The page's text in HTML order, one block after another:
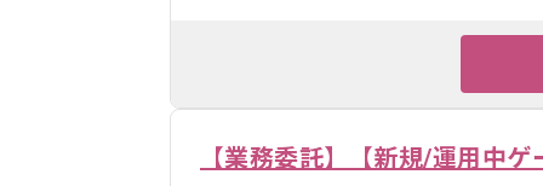
【業務委託】【新規/運用中